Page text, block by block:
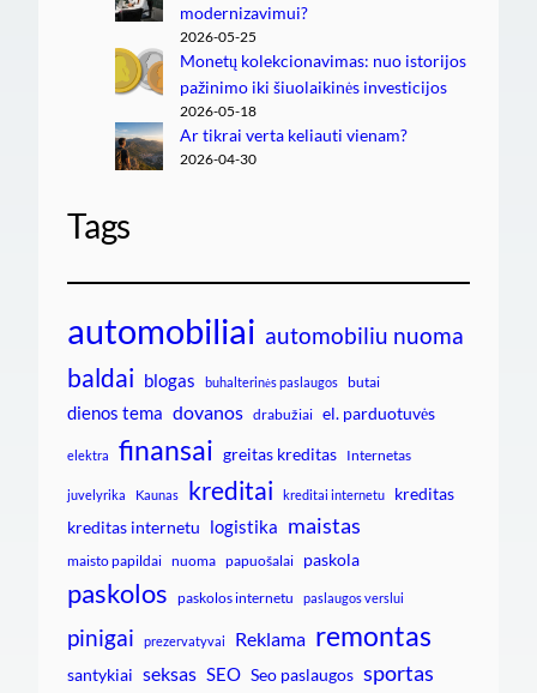
modernizavimui?
2026-05-25
Monetų kolekcionavimas: nuo istorijos
pažinimo iki šiuolaikinės investicijos
2026-05-18
Ar tikrai verta keliauti vienam?
2026-04-30
Tags
automobiliai automobiliu nuoma
baldai blogas buhalterinės paslaugos butai
dienos tema dovanos drabužiai el. parduotuvės
elektra finansai greitas kreditas Internetas
juvelyrika Kaunas kreditai kreditai internetu
kreditas
kreditas internetu logistika maistas
maisto papildai nuoma papuošalai paskola
paskolos paskolos internetu paslaugos verslui
pinigai prezervatyvai Reklama remontas
santykiai seksas SEO Seo paslaugos sportas